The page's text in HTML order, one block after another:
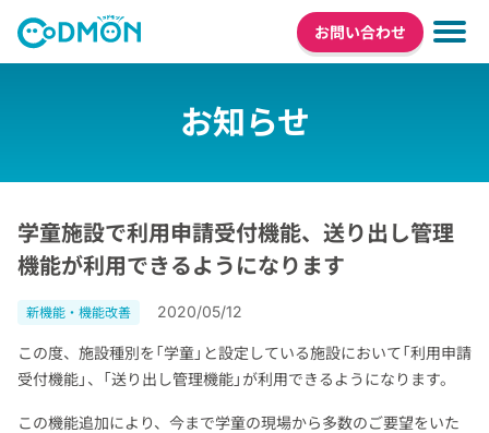
お問い合わせ
お知らせ
学童施設で利用申請受付機能、送り出し管理
機能が利用できるようになります
新機能・機能改善 2020/05/12
この度、施設種別を「学童」と設定している施設において「利用申請
受付機能」、「送り出し管理機能」が利用できるようになります。
この機能追加により、今まで学童の現場から多数のご要望をいた